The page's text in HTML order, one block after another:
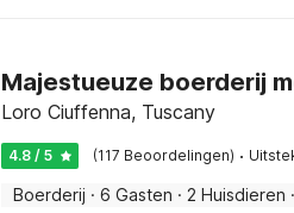
Majestueuze boerderij
Loro Ciuffenna, Tuscany
4.8 / 5 (117 Beoordelingen) ·
Boerderij · 6 Gasten · 2 Huisdieren ·